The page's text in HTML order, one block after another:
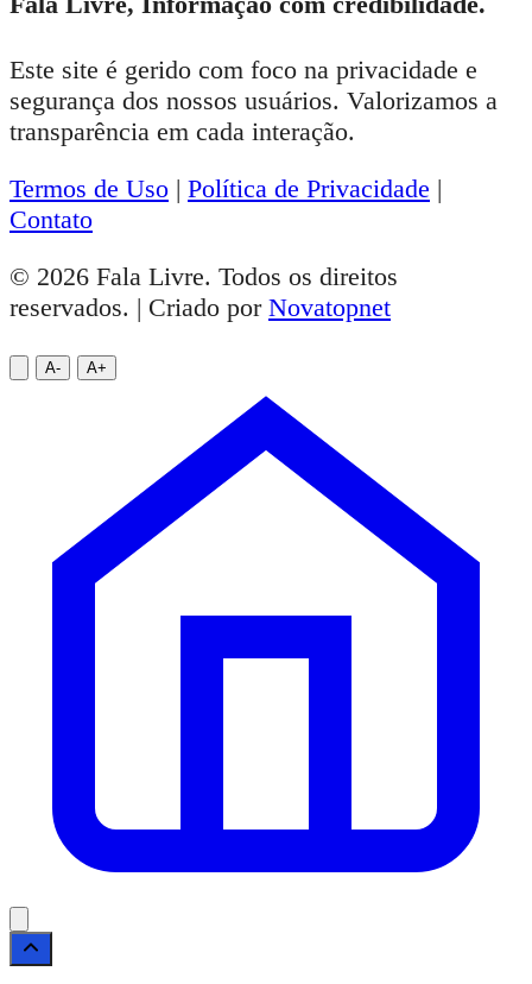
Este site é gerido com foco na privacidade e
segurança dos nossos usuários. Valorizamos a
transparência em cada interação.
Termos de Uso | Política de Privacidade |
Contato
© 2026 Fala Livre. Todos os direitos
reservados. | Criado por Novatopnet
A- A+